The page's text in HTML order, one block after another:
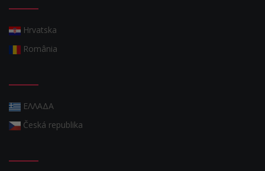
Hrvatska
România
ΕΛΛΑΔΑ
Česká republika